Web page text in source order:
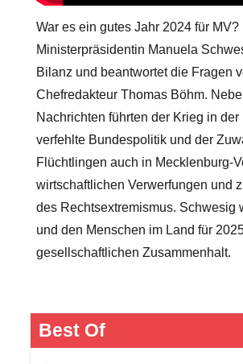
War es ein gutes Jahr 2024 für MV?
Ministerpräsidentin Manuela
Bilanz und beantwortet die Fragen
Chefredakteur Thomas Böhm.
Nachrichten führten der Krieg in
verfehlte Bundespolitik und der
Flüchtlingen auch in Mecklenburg-
wirtschaftlichen Verwerfungen und
des Rechtsextremismus. Schwesig
und den Menschen im Land für
gesellschaftlichen Zusammenhalt.
Best Of